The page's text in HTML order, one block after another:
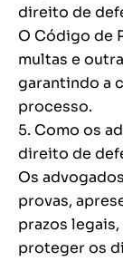
direito de
O Código de
multas e
garantindo a
processo.
5. Como os
direito de
Os
provas,
prazos
proteger os